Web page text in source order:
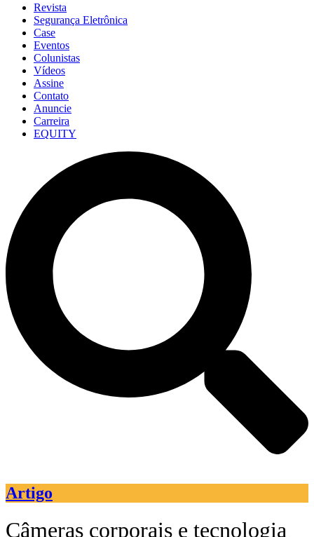
Revista
Segurança Eletrônica
Case
Eventos
Colunistas
Vídeos
Assine
Contato
Anuncie
Carreira
EQUITY
Artigo
Câmeras corporais e tecnologia